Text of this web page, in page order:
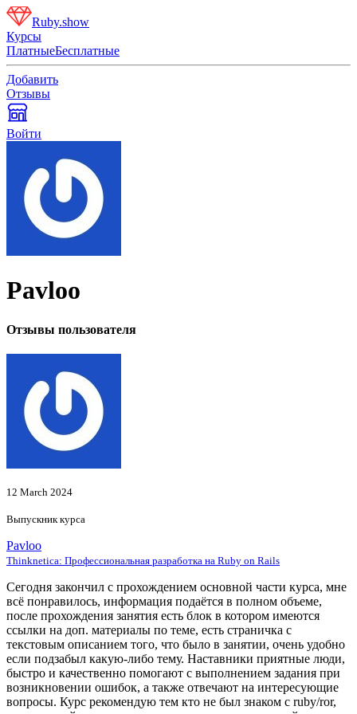
Ruby.show
Курсы
ПлатныеБесплатные
Добавить
Отзывы
Войти
Pavloo
Отзывы пользователя
12 March 2024
Выпускник курса
Pavloo
Thinknetica: Профессиональная разработка на Ruby on Rails
Сегодня закончил с прохождением основной части курса, мне
всё понравилось, информация подаётся в полном объеме,
после прохождения занятия есть блок в котором имеются
ссылки на доп. материалы по теме, есть страничка с
текстовым описанием того, что было в занятии, очень удобно
если подзабыл какую-либо тему. Наставники приятные люди,
быстро и качественно помогают с выполнением задания при
возникновении ошибок, а также отвечают на интересующие
вопросы. Курс рекомендую тем кто не был знаком с ruby/ror,